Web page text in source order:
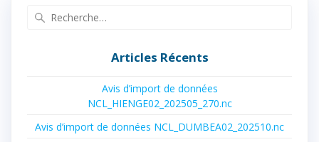
Articles Récents
Avis d’import de données
NCL_HIENGE02_202505_270.nc
Avis d’import de données NCL_DUMBEA02_202510.nc